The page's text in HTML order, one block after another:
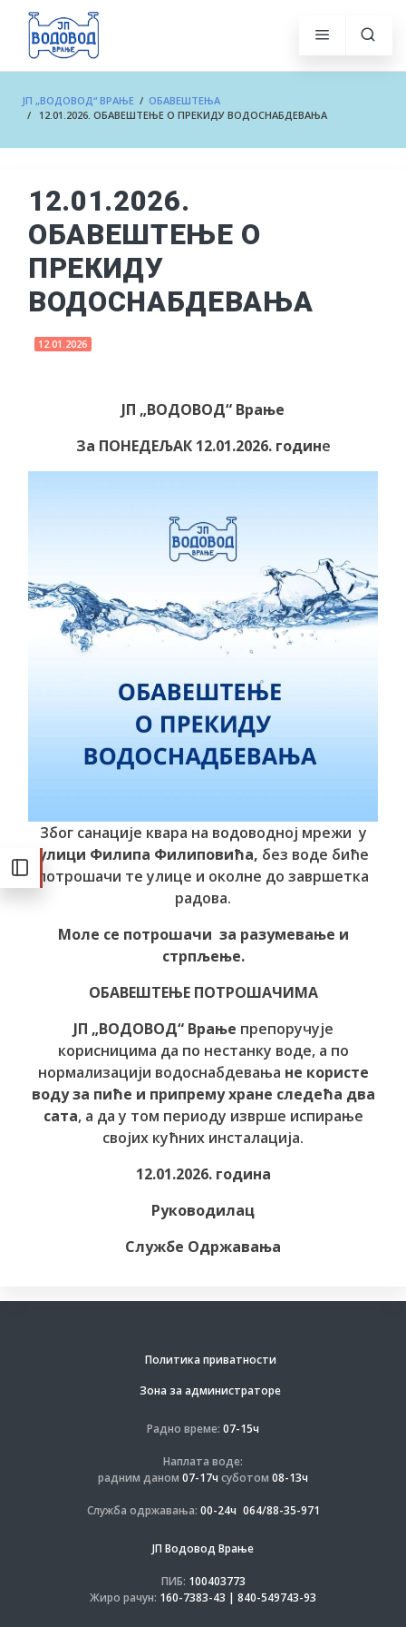
ЈП „ВОДОВОД“ ВРАЊЕ / ОБАВЕШТЕЊА
/ 12.01.2026. ОБАВЕШТЕЊЕ О ПРЕКИДУ ВОДОСНАБДЕВАЊА
12.01.2026.
ОБАВЕШТЕЊЕ О
ПРЕКИДУ
ВОДОСНАБДЕВАЊА
12.01.2026
ЈП „ВОДОВОД“ Врање
За ПОНЕДЕЉАК 12.01.2026. године
Због санације квара на водоводној мрежи у
улици Филипа Филиповића, без воде биће
потрошачи те улице и околне до завршетка
радова.
Моле се потрошачи за разумевање и
стрпљење.
ОБАВЕШТЕЊЕ ПОТРОШАЧИМА
ЈП „ВОДОВОД“ Врање препоручује
корисницима да по нестанку воде, а по
нормализацији водоснабдевања не користе
воду за пиће и припрему хране следећа два
сата, а да у том периоду изврше испирање
својих кућних инсталација.
12.01.2026. година
Руководилац
Службе Одржавања
Политика приватности
Зона за администраторе
Радно време: 07-15ч
Наплата воде:
радним даном 07-17ч суботом 08-13ч
Служба одржавања: 00-24ч 064/88-35-971
ЈП Водовод Врање
ПИБ: 100403773
Жиро рачун: 160-7383-43 | 840-549743-93